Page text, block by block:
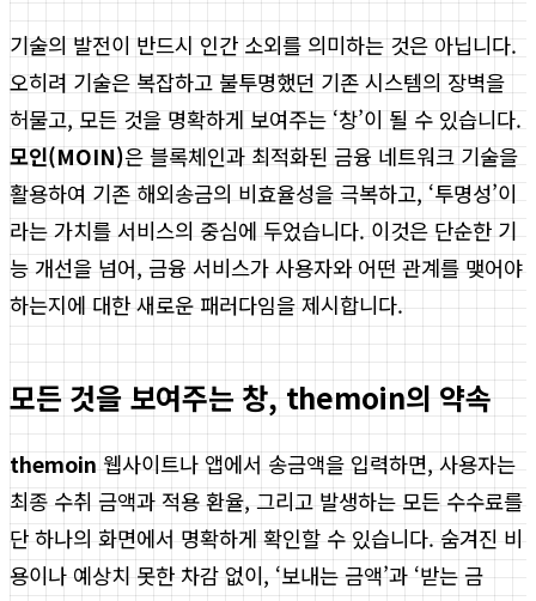
기술의 발전이 반드시 인간 소외를 의미하는 것은 아닙니다.
오히려 기술은 복잡하고 불투명했던 기존 시스템의 장벽을
허물고, 모든 것을 명확하게 보여주는 ‘창’이 될 수 있습니다.
모인(MOIN)은 블록체인과 최적화된 금융 네트워크 기술을
활용하여 기존 해외송금의 비효율성을 극복하고, ‘투명성’이
라는 가치를 서비스의 중심에 두었습니다. 이것은 단순한 기
능 개선을 넘어, 금융 서비스가 사용자와 어떤 관계를 맺어야
하는지에 대한 새로운 패러다임을 제시합니다.
모든 것을 보여주는 창, themoin의 약속
themoin 웹사이트나 앱에서 송금액을 입력하면, 사용자는
최종 수취 금액과 적용 환율, 그리고 발생하는 모든 수수료를
단 하나의 화면에서 명확하게 확인할 수 있습니다. 숨겨진 비
용이나 예상치 못한 차감 없이, ‘보내는 금액’과 ‘받는 금